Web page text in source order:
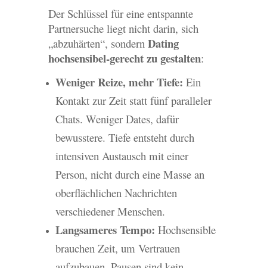
Der Schlüssel für eine entspannte
Partnersuche liegt nicht darin, sich
„abzuhärten“, sondern Dating
hochsensibel-gerecht zu gestalten:
Weniger Reize, mehr Tiefe: Ein
Kontakt zur Zeit statt fünf paralleler
Chats. Weniger Dates, dafür
bewusstere. Tiefe entsteht durch
intensiven Austausch mit einer
Person, nicht durch eine Masse an
oberflächlichen Nachrichten
verschiedener Menschen.
Langsameres Tempo: Hochsensible
brauchen Zeit, um Vertrauen